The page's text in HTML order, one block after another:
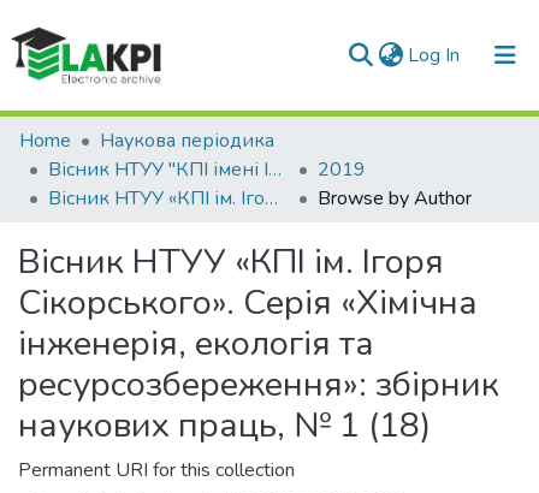
Log In (current)
Communities & Collections
All of DSpace
Home
Наукова періодика
Вісник НТУУ "КПІ імені Ігоря Сікорського". Серія: Хімічна інженерія, екологія та ресурсозбереження
2019
Вісник НТУУ «КПІ ім. Ігоря Сікорського». Серія «Хімічна інженерія, екологія та ресурсозбереження»: збірник наукових праць, № 1 (18)
Browse by Author
Вісник НТУУ «КПІ ім. Ігоря
Сікорського». Серія «Хімічна
інженерія, екологія та
ресурсозбереження»: збірник
наукових праць, № 1 (18)
Permanent URI for this collection